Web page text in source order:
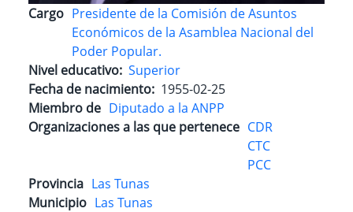
Cargo Presidente de la Comisión de Asuntos
Económicos de la Asamblea Nacional del
Poder Popular.
Nivel educativo Superior
Fecha de nacimiento 1955-02-25
Miembro de Diputado a la ANPP
Organizaciones a las que pertenece CDR
CTC
PCC
Provincia Las Tunas
Municipio Las Tunas